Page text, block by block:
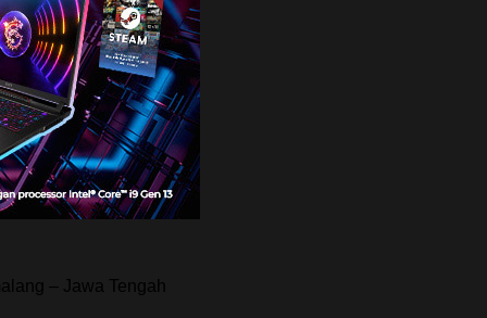
– Jawa Tengah